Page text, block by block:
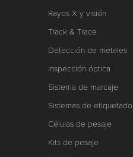
Rayos X y visión
Track & Trace
Detección de metales
Inspección óptica
Sistema de marcaje
Sistemas de etiquetado
Células de pesaje
Kits de pesaje